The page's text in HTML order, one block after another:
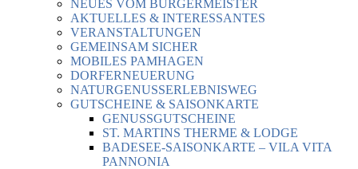
NEUES VOM BÜRGERMEISTER
AKTUELLES & INTERESSANTES
VERANSTALTUNGEN
GEMEINSAM SICHER
MOBILES PAMHAGEN
DORFERNEUERUNG
NATURGENUSSERLEBNISWEG
GUTSCHEINE & SAISONKARTE
GENUSSGUTSCHEINE
ST. MARTINS THERME & LODGE
BADESEE-SAISONKARTE – VILA VITA
PANNONIA